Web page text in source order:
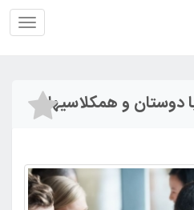
دوستان و همکلاسیها